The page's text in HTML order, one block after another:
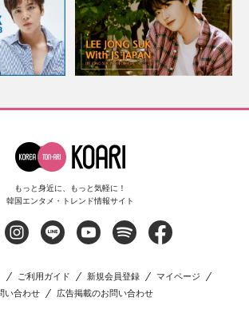
もっと身近に、もっと気軽に！
韓国エンタメ・トレンド情報サイト
ご利用ガイド 新規会員登録
マイページ
い合わせ
広告掲載のお問い合わせ